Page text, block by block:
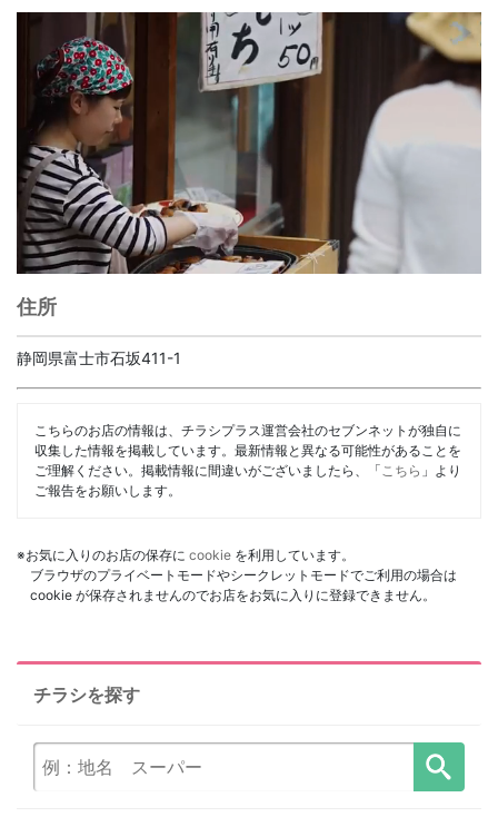
住所
静岡県富士市石坂411-1
こちらのお店の情報は、チラシプラス運営会社のセブンネットが独自に
収集した情報を掲載しています。最新情報と異なる可能性があることを
ご理解ください。掲載情報に間違いがございましたら、「 こちら 」より
ご報告をお願いします。
※お気に入りのお店の保存に cookie を利用しています。
ブラウザのプライベートモードやシークレットモードでご利用の場合は
cookie が保存されませんのでお店をお気に入りに登録できません。
チラシを探す